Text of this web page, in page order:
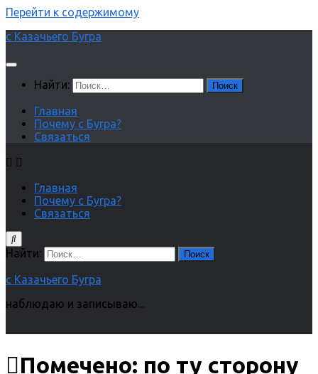
Перейти к содержимому
с Казачьего Бугра
Найти:
Главная
Почему с Бугра?
Связаться
Главная
Почему с Бугра?
Связаться
Найти:
с Казачьего Бугра
наблюдаю и записываю...
Помечено: по ту сторону